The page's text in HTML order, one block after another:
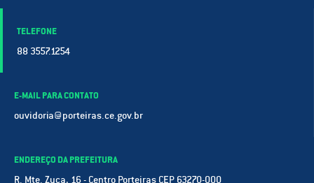
TELEFONE
88 3557.1254
E-MAIL PARA CONTATO
ouvidoria@porteiras.ce.gov.br
ENDEREÇO DA PREFEITURA
R. Mte. Zuca, 16 - Centro Porteiras CEP 63270-000